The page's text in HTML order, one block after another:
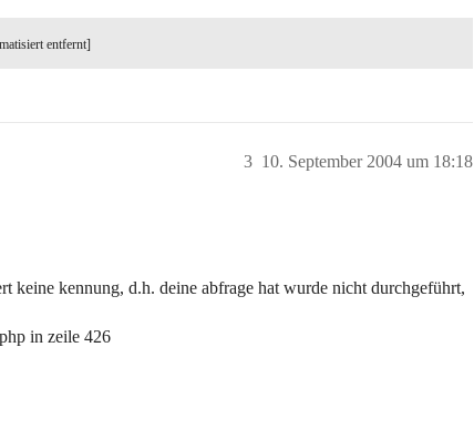
entfernt]
10. September 2004 um 18:18
3
keine kennung, d.h. deine abfrage hat wurde nicht durchgeführt,
in zeile 426